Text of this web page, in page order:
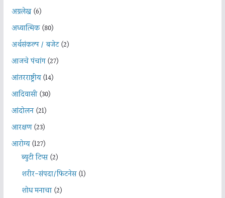
अग्रलेख(6)
अध्यात्मिक(80)
अर्थसंकल्प / बजेट(2)
आजचे पंचांग(27)
आंतरराष्ट्रीय(14)
आदिवासी(30)
आंदोलन(21)
आरक्षण(23)
आरोग्य(127)
ब्युटी टिप्स(2)
शरीर-संपदा/फिटनेस(1)
शोध मनाचा(2)